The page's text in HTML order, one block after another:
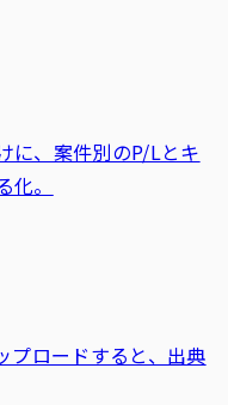
に、案件別のP/Lとキ
。
プロードすると、出典